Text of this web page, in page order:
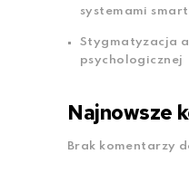
systemami
Stygmatyzacja
psychologicznej
Najnowsze
Brak komentarzy